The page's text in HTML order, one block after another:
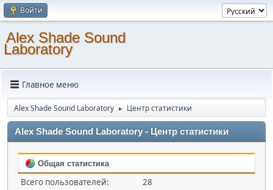
Войти
Alex Shade Sound
Laboratory
Главное меню
Alex Shade Sound Laboratory ► Центр статистики
Alex Shade Sound Laboratory - Центр статистики
Общая статистика
Всего пользователей:
28